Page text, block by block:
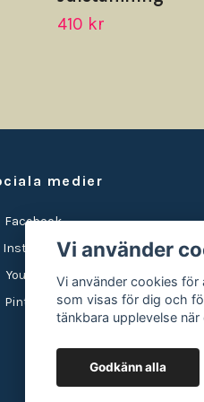
410 kr
medier
Facebook
Instagram
YouTube
Pinterest
Vi använder
Vi använder cookies för
som visas för dig och
tänkbara upplevelse
Godkänn alla